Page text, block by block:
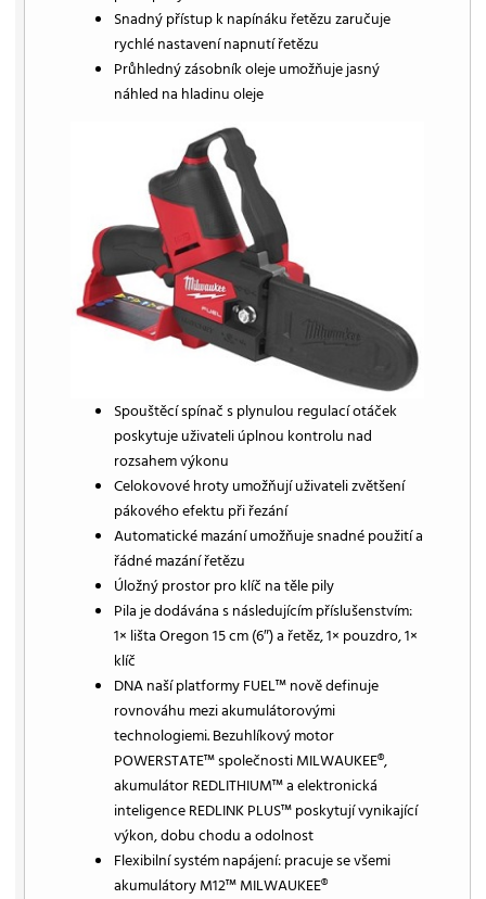
Snadný přístup k napínáku řetězu zaručuje
rychlé nastavení napnutí řetězu
Průhledný zásobník oleje umožňuje jasný
náhled na hladinu oleje
Spouštěcí spínač s plynulou regulací otáček
poskytuje uživateli úplnou kontrolu nad
rozsahem výkonu
Celokovové hroty umožňují uživateli zvětšení
pákového efektu při řezání
Automatické mazání umožňuje snadné použití a
řádné mazání řetězu
Úložný prostor pro klíč na těle pily
Pila je dodávána s následujícím příslušenstvím:
1× lišta Oregon 15 cm (6″) a řetěz, 1× pouzdro, 1×
klíč
DNA naší platformy FUEL™ nově definuje
rovnováhu mezi akumulátorovými
technologiemi. Bezuhlíkový motor
POWERSTATE™ společnosti MILWAUKEE®,
akumulátor REDLITHIUM™ a elektronická
inteligence REDLINK PLUS™ poskytují vynikající
výkon, dobu chodu a odolnost
Flexibilní systém napájení: pracuje se všemi
akumulátory M12™ MILWAUKEE®